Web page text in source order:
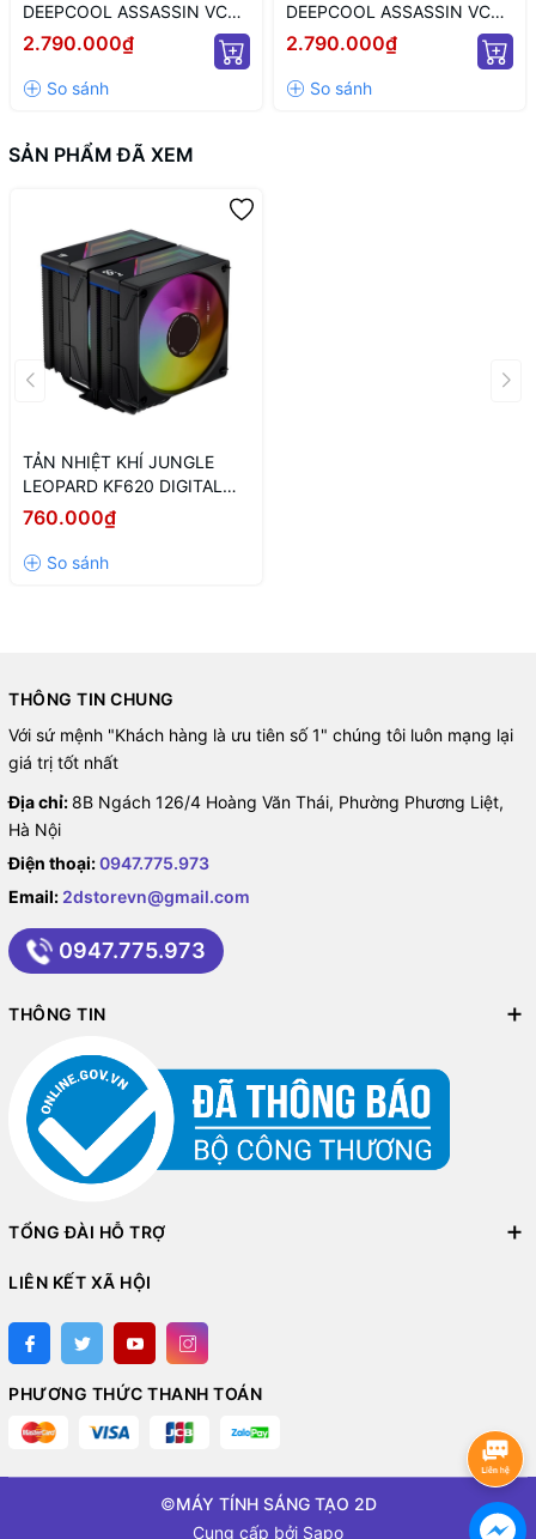
DEEPCOOL ASSASSIN VC
ELITE (MÀU ĐEN)
2.790.000₫
DEEPCOOL ASSASSIN VC
ELITE WH WH (MÀU TRẮNG)
2.790.000₫
SẢN PHẨM ĐÃ XEM
TẢN NHIỆT KHÍ JUNGLE
LEOPARD KF620 DIGITAL
LED ARGB BLACK (MÀU
ĐEN/ HIỂN THỊ NHIỆT ĐỘ)
760.000₫
THÔNG TIN CHUNG
Với sứ mệnh "Khách hàng là ưu tiên số 1" chúng tôi luôn mạng lại
giá trị tốt nhất
Địa chỉ: 8B Ngách 126/4 Hoàng Văn Thái, Phường Phương Liệt,
Hà Nội
Điện thoại:0947.775.973
Email: 2dstorevn@gmail.com
0947.775.973
THÔNG TIN
TỔNG ĐÀI HỖ TRỢ
LIÊN KẾT XÃ HỘI
PHƯƠNG THỨC THANH TOÁN
©MÁY TÍNH SÁNG TẠO 2D
Cung cấp bởi Sapo